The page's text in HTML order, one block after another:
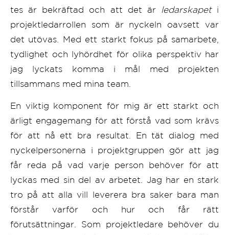
tes är bekräftad och att det är
ledarskapeti
projektledarrollen som är nyckeln oavsett var
det utövas. Med ett starkt fokus på samarbete,
tydlighet och lyhördhet för olika perspektiv har
jag lyckats komma i mål med projekten
tillsammans med mina team.
En viktig komponent för mig är ett starkt och
ärligt engagemang för att förstå vad som krävs
för att nå ett bra resultat. En tät dialog med
nyckelpersonerna i projektgruppen gör att jag
får reda på vad varje person behöver för att
lyckas med sin del av arbetet. Jag har en stark
tro på att alla vill leverera bra saker bara man
förstår varför och hur och får rätt
förutsättningar. Som projektledare behöver du